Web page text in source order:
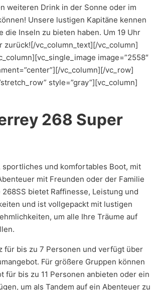
weiteren Drink in der Sonne oder im
Unsere lustigen Kapitäne kennen
die Inseln zu bieten haben. Um 19 Uhr
zurück![/vc_column_text][/vc_column]
image=”2558″
vc_column][/vc_row]
style=”gray”][vc_column]
268 Super
sportliches und komfortables Boot, mit
mit Freunden oder der Familie
bietet Raffinesse, Leistung und
und ist vollgepackt mit lustigen
um alle Ihre Träume auf
für bis zu 7 Personen und verfügt über
Für größere Gruppen können
für bis zu 11 Personen anbieten oder ein
um als Tandem auf ein Abenteuer zu